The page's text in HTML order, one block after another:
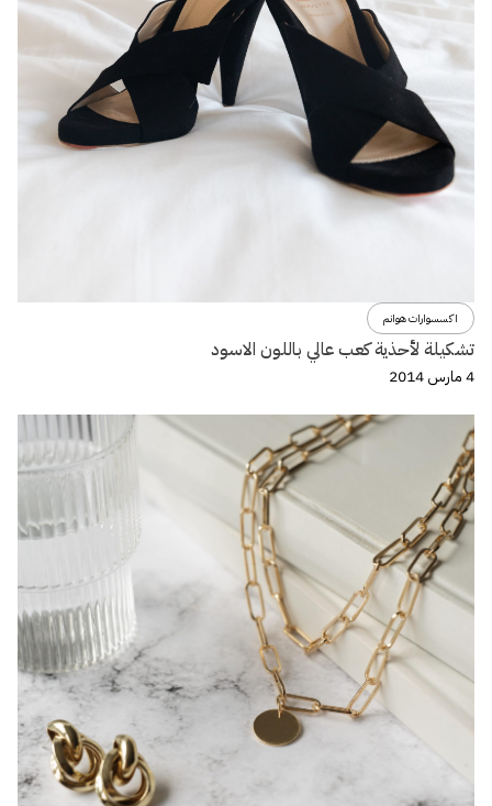
اكسسوارات هوانم
تشكيلة لأحذية كعب عالي باللون الاسود
4 مارس 2014